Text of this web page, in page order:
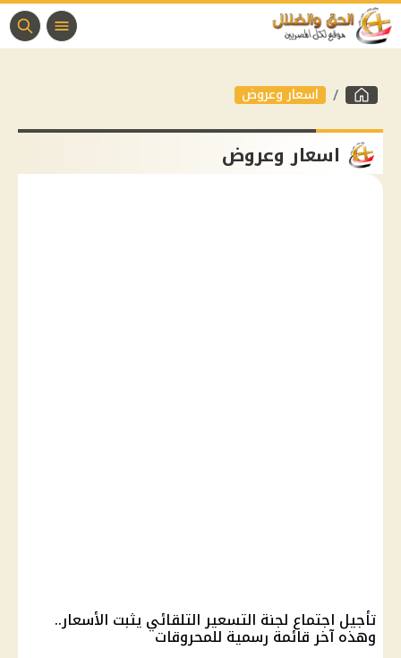
اسعار وعروض
اسعار وعروض
تأجيل اجتماع لجنة التسعير التلقائي يثبت الأسعار..
وهذه آخر قائمة رسمية للمحروقات